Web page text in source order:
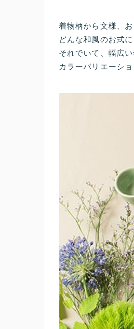
着物柄から文様、
どんな和風のお式
それでいて、幅広
カラーバリエーシ